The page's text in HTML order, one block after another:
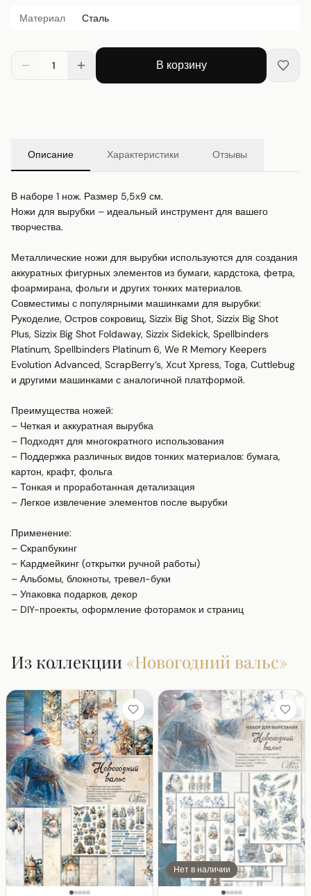
Материал Сталь
1 В корзину
Описание Характеристики Отзывы
В наборе 1 нож. Размер 5,5х9 см.
Ножи для вырубки – идеальный инструмент для вашего
творчества.
Металлические ножи для вырубки используются для создания
аккуратных фигурных элементов из бумаги, кардстока, фетра,
фоармирана, фольги и других тонких материалов.
Совместимы с популярными машинками для вырубки:
Рукоделие, Остров сокровищ, Sizzix Big Shot, Sizzix Big Shot
Plus, Sizzix Big Shot Foldaway, Sizzix Sidekick, Spellbinders
Platinum, Spellbinders Platinum 6, We R Memory Keepers
Evolution Advanced, ScrapBerry’s, Xcut Xpress, Toga, Cuttlebug
и другими машинками с аналогичной платформой.
Преимущества ножей:
– Четкая и аккуратная вырубка
– Подходят для многократного использования
– Поддержка различных видов тонких материалов: бумага,
картон, крафт, фольга
– Тонкая и проработанная детализация
– Легкое извлечение элементов после вырубки
Применение:
– Скрапбукинг
– Кардмейкинг (открытки ручной работы)
– Альбомы, блокноты, тревел-буки
– Упаковка подарков, декор
– DIY-проекты, оформление фоторамок и страниц
Из коллекции «Новогодний вальс»
Нет в наличии